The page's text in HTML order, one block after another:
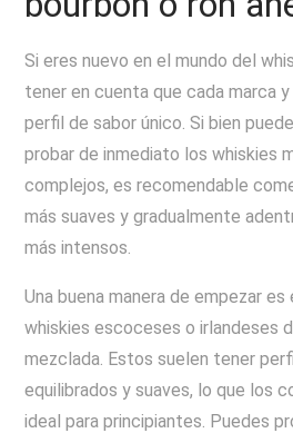
Si eres nuevo en el mundo del
tener en cuenta que cada marca
perfil de sabor único. Si bien
probar de inmediato los whiskies
complejos, es recomendable
más suaves y gradualmente
más intensos.
Una buena manera de empezar
whiskies escoceses o irlandeses
mezclada. Estos suelen tener
equilibrados y suaves, lo que los
ideal para principiantes. Puedes